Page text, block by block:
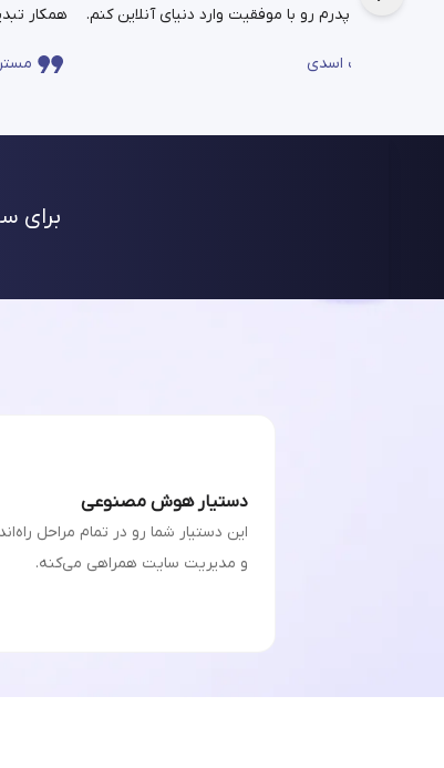
همکار
مستر
چندساله‌ی پدرم رو با موفقیت وارد دنیای آنلاین کنم.
ساعت اسدی
برای
دستیار هوش مصنوعی
این دستیار شما رو در تمام مراحل
و مدیریت سایت همراهی می‌کنه.